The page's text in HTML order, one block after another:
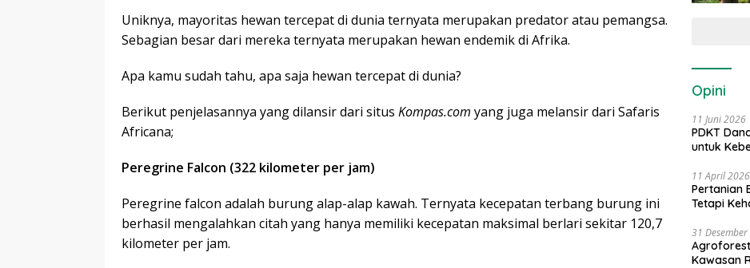
Uniknya, mayoritas hewan tercepat di dunia ternyata merupakan predator atau pemangsa.
Sebagian besar dari mereka ternyata merupakan hewan endemik di Afrika.
Apa kamu sudah tahu, apa saja hewan tercepat di dunia?
Berikut penjelasannya yang dilansir dari situs Kompas.com yang juga melansir dari Safaris
Africana;
Peregrine Falcon (322 kilometer per jam)
Peregrine falcon adalah burung alap-alap kawah. Ternyata kecepatan terbang burung ini
berhasil mengalahkan citah yang hanya memiliki kecepatan maksimal berlari sekitar 120,7
kilometer per jam.
Opini
11 Juni 2026
PDKT
untuk
11 April 2026
Pertanian
Tetapi
31
Kawasan